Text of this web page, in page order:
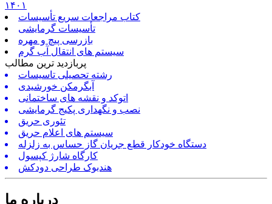
۱۴۰۱
کتاب مراجعات سریع تأسیسات
تأسیسات گرمایشی
بازرسی پیچ و مهره
سیستم های انتقال آب گرم
پربازدید ترین مطالب
رشته تحصیلی تاسیسات
آبگرمکن خورشیدی
اتوکد و نقشه های ساختمانی
نصب و نگهداری پکیج گرمایشی
تئوری حریق
سیستم های اعلام حریق
دستگاه خودکار قطع جریان گاز حساس به زلزله
کارگاه شارژ کپسول
هندبوک طراحی دودکش
درباره ما